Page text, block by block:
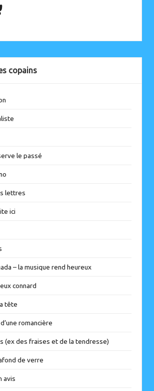
copains
le passé
lettres
ici
– la musique rend heureux
connard
tête
romancière
(ex des fraises et de la tendresse)
de verre
avis